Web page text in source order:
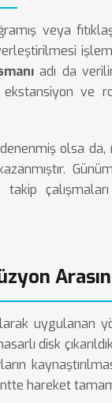
veya
adı da
ve
olsa
disk
hareket